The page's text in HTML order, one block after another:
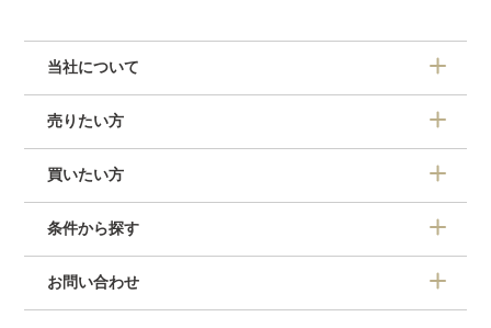
当社について
売りたい方
買いたい方
条件から探す
お問い合わせ